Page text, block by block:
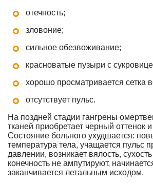
отечность;
зловоние;
сильное обезвоживание;
красноватые пузыри с
хорошо просматривается сетка
отсутствует пульс.
На поздней стадии гангрены
тканей приобретает черный оттенок и
Состояние больного ухудшается:
температура тела, учащается пульс
давлении, возникает вялость,
конечность не ампутируют,
заканчивается летальным исходом.